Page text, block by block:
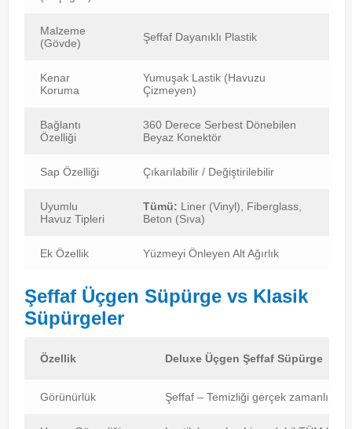
Malzeme
(Gövde)
Şeffaf Dayanıklı Plastik
Kenar
Koruma
Yumuşak Lastik (Havuzu
Çizmeyen)
Bağlantı
Özelliği
360 Derece Serbest Dönebilen
Beyaz Konektör
Sap Özelliği Çıkarılabilir / Değiştirilebilir
Uyumlu
Havuz Tipleri
Tümü: Liner (Vinyl), Fiberglass,
Beton (Sıva)
Ek Özellik Yüzmeyi Önleyen Alt Ağırlık
Şeffaf Üçgen Süpürge vs Klasik
Süpürgeler
Özellik Deluxe Üçgen Şeffaf Süpürge
Görünürlük Şeffaf – Temizliği gerçek zamanlı